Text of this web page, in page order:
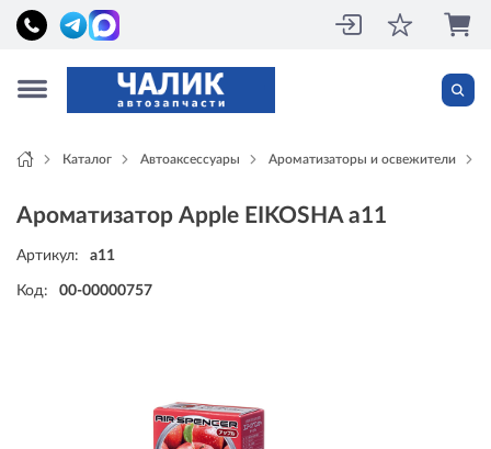
Каталог Автоаксессуары Ароматизаторы и освежители
Ароматизатор Apple EIKOSHA a11
Артикул: a11
Код: 00-00000757